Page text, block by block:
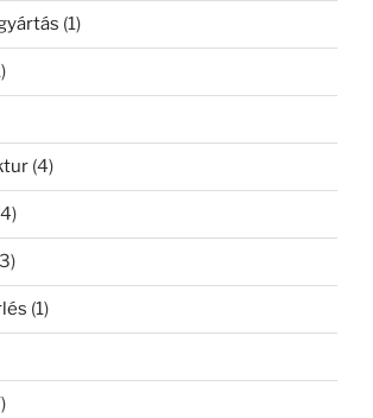
(1)
(4)
(1)